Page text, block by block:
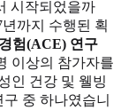
시작되었을까
까지 수행된 획
험(ACE) 연구
이상의 참가자를
인 건강 및 웰빙
중 하나였습니